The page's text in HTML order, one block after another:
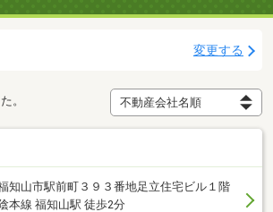
変更する
。
知山市駅前町３９３番地足立住宅ビル１階
本線 福知山駅 徒歩2分